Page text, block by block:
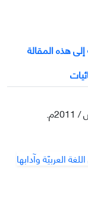
إلى هذه المقالة